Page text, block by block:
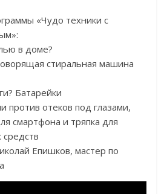
«Чудо техники с
в доме?
стиральная машина
Батарейки
против отеков под глазами,
смартфона и тряпка для
Епишков, мастер по